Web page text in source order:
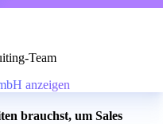
Team
anzeigen
brauchst, um Sales